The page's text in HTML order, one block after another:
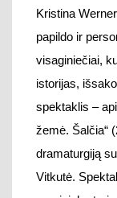
Vitkutė
menininkų
„Žalios
personažai: jie
iman tys
pasakojantys
teatre
formos,
dabarties